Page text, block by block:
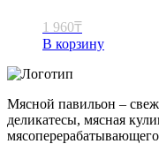
1 960₸
В корзину
Мясной павильон –
деликатесы, мясная